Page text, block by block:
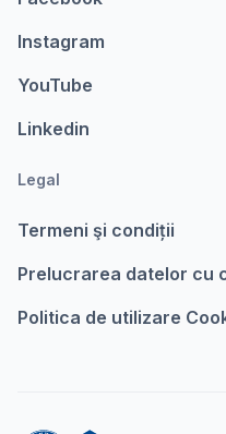
Instagram
YouTube
Linkedin
Legal
Termeni şi condiții
Prelucrarea datelor cu
Politica de utilizare